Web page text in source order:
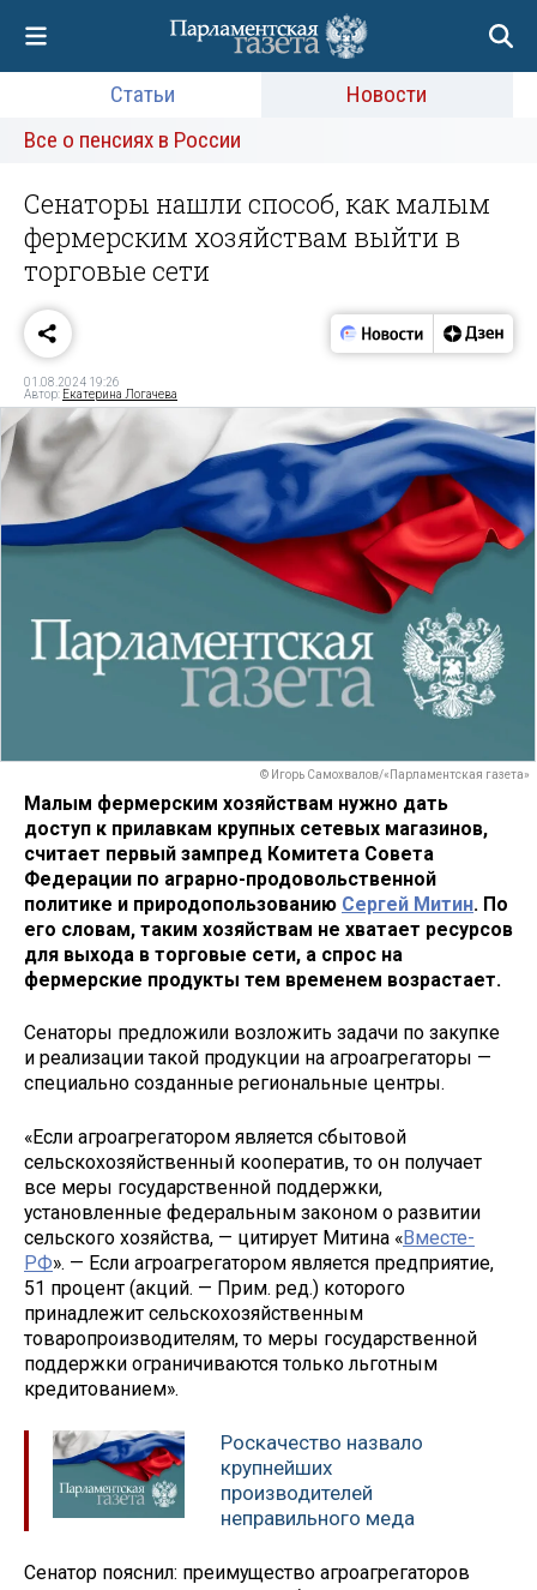
Статьи
Новости
Все о пенсиях в России
Сенаторы нашли способ, как малым
фермерским хозяйствам выйти в
торговые сети
01.08.2024 19:26
Автор: Екатерина Логачева
© Игорь Самохвалов/«Парламентская газета»
Малым фермерским хозяйствам нужно дать
доступ к прилавкам крупных сетевых магазинов,
считает первый зампред Комитета Совета
Федерации по аграрно-продовольственной
политике и природопользованию Сергей Митин. По
его словам, таким хозяйствам не хватает ресурсов
для выхода в торговые сети, а спрос на
фермерские продукты тем временем возрастает.
Сенаторы предложили возложить задачи по закупке
и реализации такой продукции на агроагрегаторы —
специально созданные региональные центры.
«Если агроагрегатором является сбытовой
сельскохозяйственный кооператив, то он получает
все меры государственной поддержки,
установленные федеральным законом о развитии
сельского хозяйства, — цитирует Митина «Вместе-
РФ». — Если агроагрегатором является предприятие,
51 процент (акций. — Прим. ред.) которого
принадлежит сельскохозяйственным
товаропроизводителям, то меры государственной
поддержки ограничиваются только льготным
кредитованием».
Роскачество назвало
крупнейших
производителей
неправильного меда
Сенатор пояснил: преимущество агроагрегаторов